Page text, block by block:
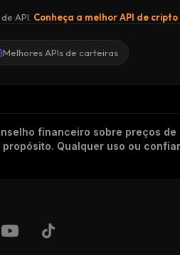
API. Conheça a melhor API de cripto
Melhores APIs de carteiras
financeiro sobre preços de
Qualquer uso ou